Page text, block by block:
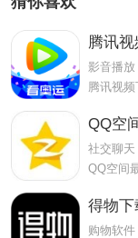
腾讯
影音播放
QQ空
社交聊天
得物下
购物软件